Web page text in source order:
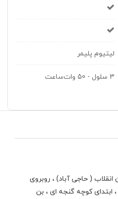
لیتیوم پلیمر
3 سلول - 50 وات‌ساعت
( حاجی آباد) ، روبروی
ابتدای كوچه گنجه ای ، بن